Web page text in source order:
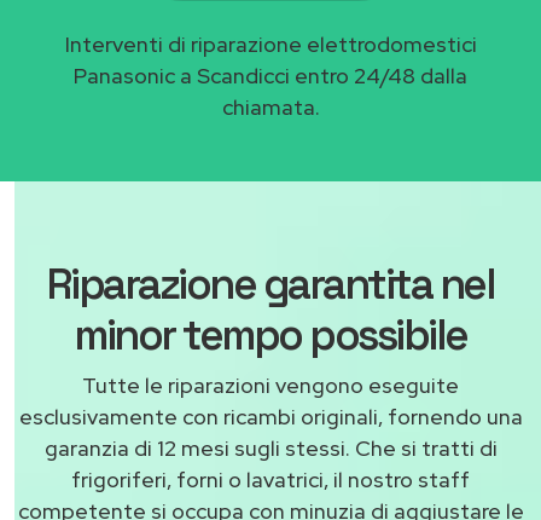
Interventi di riparazione elettrodomestici
Panasonic a Scandicci entro 24/48 dalla
chiamata.
Riparazione garantita nel
minor tempo possibile
Tutte le riparazioni vengono eseguite
esclusivamente con ricambi originali, fornendo una
garanzia di 12 mesi sugli stessi. Che si tratti di
frigoriferi, forni o lavatrici, il nostro staff
competente si occupa con minuzia di aggiustare le